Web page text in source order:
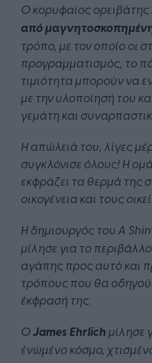
Ο κορυφαίος ορειβάτης
από
τρόπο, με τον οποίο οι
προγραμματισμός, το
τιμιότητα μπορούν να
με την υλοποίησή του
γεμάτη και
Η απώλειά του, λίγες
συγκλόνισε όλους! Η
εκφράζει τα θερμά της
οικογένεια και τους
Η δημιουργός του A
μίλησε για το
αγάπης προς αυτό και
τρόπους που θα
έκφρασή της.
ΟJames Ehrlich μίλησε
ένωμένο κόσμο,